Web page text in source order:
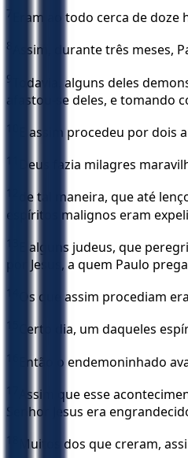
7 Eram ao todo cerca de doze
8 Assim, durante três meses,
9
Todavia, alguns deles
afastou-se deles, e tomando
10 E assim procedeu por
11 Deus fazia milagres
12
de tal maneira, que até
espíritos malignos eram
13
E alguns judeus, que
por Jesus, a quem Paulo
14 Os que assim procediam
15 Certo dia, um daqueles
16 Então o endemoninhado
17
Assim que esse
Senhor Jesus era
18 Muitos dos que creram,